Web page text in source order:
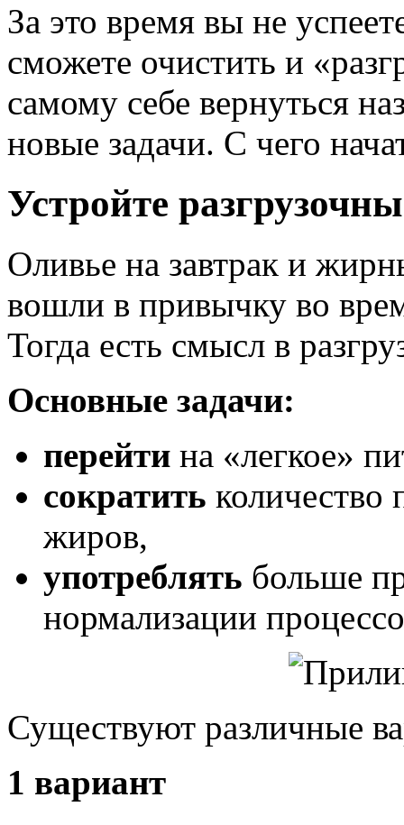
За это время вы не
сможете очистить и
самому себе вернуться
новые задачи. С чего
Устройте
Оливье на завтрак и
вошли в привычку во
Тогда есть смысл в
Основные задачи:
перейти на «легкое»
сократить количество
жиров,
употреблять больше
нормализации
Существуют различные
1 вариант